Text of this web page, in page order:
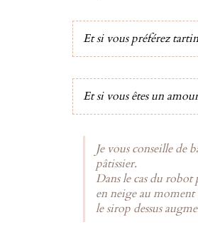
Et si vous préférez
Et si vous êtes un
Je vous conseille de
pâtissier.
Dans le cas du robot
en neige au moment
le sirop dessus